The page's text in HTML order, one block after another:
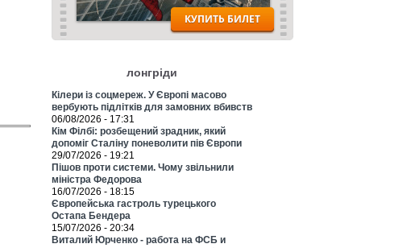
лонгріди
Кілери із соцмереж. У Європі масово
вербують підлітків для замовних вбивств
06/08/2026 - 17:31
Кім Філбі: розбещений зрадник, який
допоміг Сталіну поневолити пів Європи
29/07/2026 - 19:21
Пішов проти системи. Чому звільнили
міністра Федорова
16/07/2026 - 18:15
Європейська гастроль турецького
Остапа Бендера
15/07/2026 - 20:34
Виталий Юрченко - работа на ФСБ и